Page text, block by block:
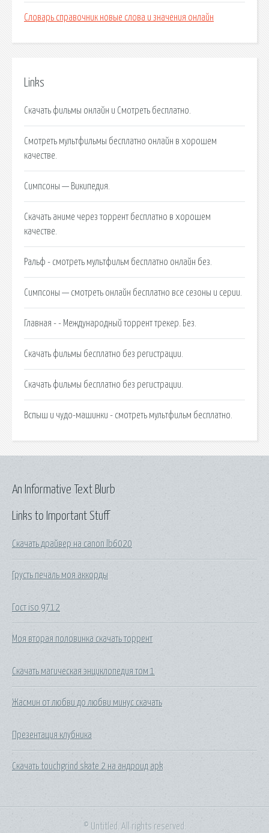
Словарь справочник новые слова и значения онлайн
Links
Скачать фильмы онлайн и Смотреть бесплатно.
Смотреть мультфильмы бесплатно онлайн в хорошем
качестве.
Симпсоны — Википедия.
Скачать аниме через торрент бесплатно в хорошем
качестве.
Ральф - смотреть мультфильм бесплатно онлайн без.
Симпсоны — смотреть онлайн бесплатно все сезоны и серии.
Главная - - Международный торрент трекер. Без.
Скачать фильмы бесплатно без регистрации.
Скачать фильмы бесплатно без регистрации.
Вспыш и чудо-машинки - смотреть мультфильм бесплатно.
Links to Important Stuff
Скачать драйвер на canon lb6020
Грусть печаль моя аккорды
Гост iso 9712
Моя вторая половинка скачать торрент
Скачать магическая энциклопедия том 1
Жасмин от любви до любви минус скачать
Презентация клубника
Скачать touchgrind skate 2 на андроид apk
An Informative Text Blurb
© Untitled. All rights reserved.